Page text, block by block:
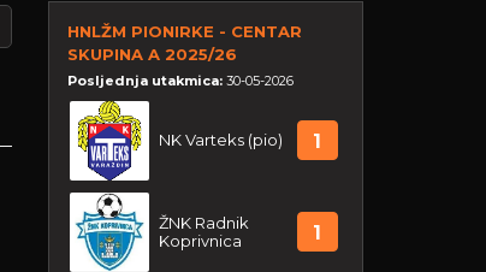
HNLŽM PIONIRKE - CENTAR
SKUPINA A 2025/26
Posljednja utakmica: 30-05-2026
NK Varteks (pio) 1
ŽNK Radnik
Koprivnica
1